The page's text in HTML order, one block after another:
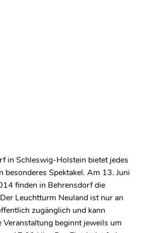
in Schleswig-Holstein bietet jedes
besonderes Spektakel. Am 13. Juni
finden in Behrensdorf die
Leuchtturm Neuland ist nur an
zugänglich und kann
beginnt jeweils um